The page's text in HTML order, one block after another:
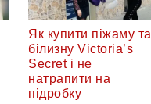
Як купити піжаму та
білизну Victoria’s
Secret і не
натрапити на
підробку